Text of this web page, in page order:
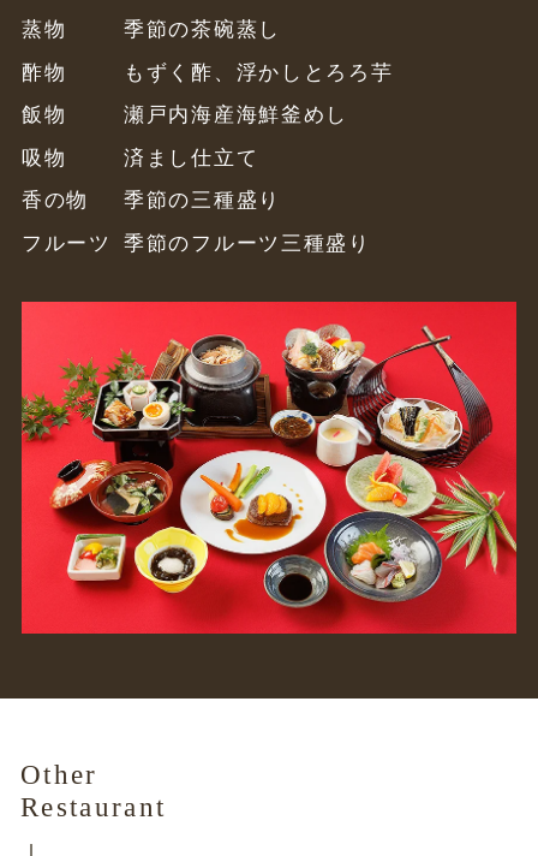
蒸物
季節の茶碗蒸し
酢物
もずく酢、浮かしとろろ芋
飯物
瀬戸内海産海鮮釜めし
吸物
済まし仕立て
香の物
季節の三種盛り
フルーツ
季節のフルーツ三種盛り
Other
Restaurant